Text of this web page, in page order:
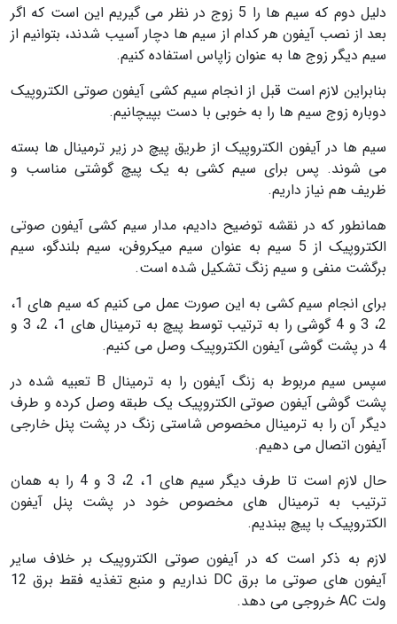
دلیل دوم که سیم ها را 5 زوج در نظر می گیریم این است که اگر
بعد از نصب آیفون هر کدام از سیم ها دچار آسیب شدند، بتوانیم از
سیم دیگر زوج ها به عنوان زاپاس استفاده کنیم.
بنابراین لازم است قبل از انجام سیم کشی آیفون صوتی الکتروپیک
دوباره زوج سیم ها را به خوبی با دست بپیچانیم.
سیم ها در آیفون الکتروپیک از طریق پیچ در زیر ترمینال ها بسته
می شوند. پس برای سیم کشی به یک پیچ گوشتی مناسب و
ظریف هم نیاز داریم.
همانطور که در نقشه توضیح دادیم، مدار سیم کشی آیفون صوتی
الکتروپیک از 5 سیم به عنوان سیم میکروفن، سیم بلندگو، سیم
برگشت منفی و سیم زنگ تشکیل شده است.
برای انجام سیم کشی به این صورت عمل می کنیم که سیم های 1،
2، 3 و 4 گوشی را به ترتیب توسط پیچ به ترمینال های 1، 2، 3 و
4 در پشت گوشی آیفون الکتروپیک وصل می کنیم.
سپس سیم مربوط به زنگ آیفون را به ترمینال B تعبیه شده در
پشت گوشی آیفون صوتی الکتروپیک یک طبقه وصل کرده و طرف
دیگر آن را به ترمینال مخصوص شاستی زنگ در پشت پنل خارجی
آیفون اتصال می دهیم.
حال لازم است تا طرف دیگر سیم های 1، 2، 3 و 4 را به همان
ترتیب به ترمینال های مخصوص خود در پشت پنل آیفون
الکتروپیک با پیچ ببندیم.
لازم به ذکر است که در آیفون صوتی الکتروپیک بر خلاف سایر
آیفون های صوتی ما برق DC نداریم و منبع تغذیه فقط برق 12
ولت AC خروجی می دهد.